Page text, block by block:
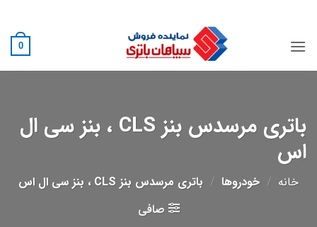
content
0
باتری مرسدس بنز CLS ، بنز سی ال
اس
خانه / خودروها / باتری مرسدس بنز CLS ، بنز سی ال اس
صافی